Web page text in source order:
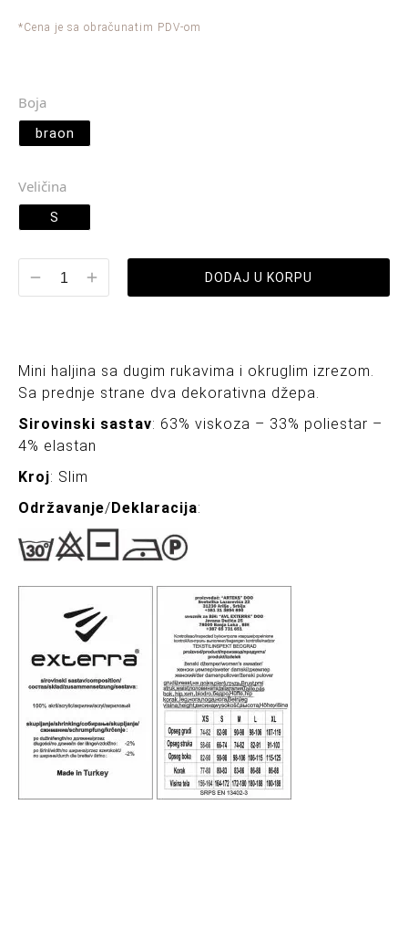
*Cena je sa obračunatim PDV-om
Boja
braon
Veličina
S
DODAJ U KORPU
Mini haljina sa dugim rukavima i okruglim izrezom.
Sa prednje strane dva dekorativna džepa.
Sirovinski sastav: 63% viskoza – 33% poliestar –
4% elastan
Kroj: Slim
Održavanje/Deklaracija: